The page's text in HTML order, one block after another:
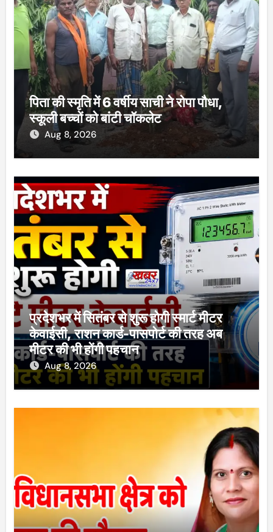
पिता की स्मृति में 6 वर्षीय साची ने रोपा पौधा,
स्कूली बच्चों को बांटी चॉकलेट
Aug 8, 2026
प्रदेशभर में सितंबर से शुरू होगी स्मार्ट मीटर
केवाईसी, राशन कार्ड-पासपोर्ट की तरह अब
मीटर की भी होंगी पहचान
Aug 8, 2026